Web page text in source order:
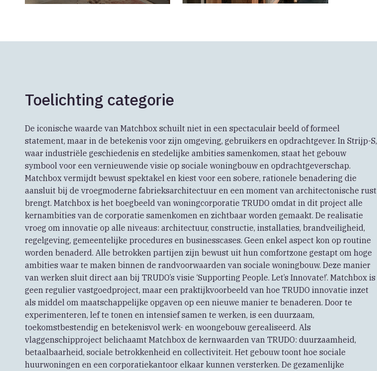
Toelichting categorie
De iconische waarde van Matchbox schuilt niet in een spectaculair beeld of formeel
statement, maar in de betekenis voor zijn omgeving, gebruikers en opdrachtgever. In Strijp-S,
waar industriële geschiedenis en stedelijke ambities samenkomen, staat het gebouw
symbool voor een vernieuwende visie op sociale woningbouw en opdrachtgeverschap.
Matchbox vermijdt bewust spektakel en kiest voor een sobere, rationele benadering die
aansluit bij de vroegmoderne fabrieksarchitectuur en een moment van architectonische rust
brengt. Matchbox is het boegbeeld van woningcorporatie TRUDO omdat in dit project alle
kernambities van de corporatie samenkomen en zichtbaar worden gemaakt. De realisatie
vroeg om innovatie op alle niveaus: architectuur, constructie, installaties, brandveiligheid,
regelgeving, gemeentelijke procedures en businesscases. Geen enkel aspect kon op routine
worden benaderd. Alle betrokken partijen zijn bewust uit hun comfortzone gestapt om hoge
ambities waar te maken binnen de randvoorwaarden van sociale woningbouw. Deze manier
van werken sluit direct aan bij TRUDO’s visie ‘Supporting People. Let’s Innovate!’. Matchbox is
geen regulier vastgoedproject, maar een praktijkvoorbeeld van hoe TRUDO innovatie inzet
als middel om maatschappelijke opgaven op een nieuwe manier te benaderen. Door te
experimenteren, lef te tonen en intensief samen te werken, is een duurzaam,
toekomstbestendig en betekenisvol werk- en woongebouw gerealiseerd. Als
vlaggenschipproject belichaamt Matchbox de kernwaarden van TRUDO: duurzaamheid,
betaalbaarheid, sociale betrokkenheid en collectiviteit. Het gebouw toont hoe sociale
huurwoningen en een corporatiekantoor elkaar kunnen versterken. De gezamenlijke